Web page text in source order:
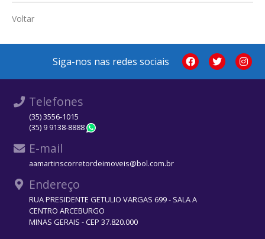
Voltar
Siga-nos nas redes sociais
Telefones
(35) 3556-1015
(35) 9 9138-8888
E-mail
aamartinscorretordeimoveis@bol.com.br
Endereço
RUA PRESIDENTE GETULIO VARGAS 699 - SALA A
CENTRO ARCEBURGO
MINAS GERAIS - CEP 37.820.000